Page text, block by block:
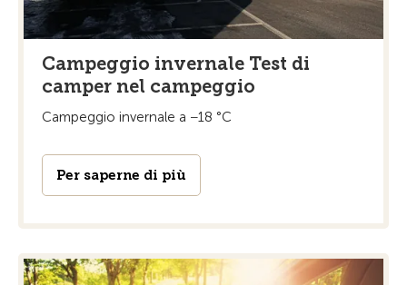
Campeggio invernale Test di
camper nel campeggio
Campeggio invernale a −18 °C
Per saperne di più